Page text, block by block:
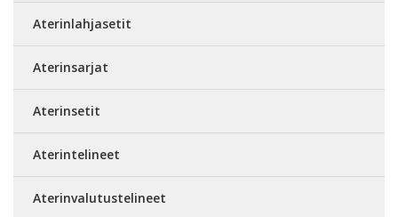
Aterinlahjasetit
Aterinsarjat
Aterinsetit
Aterintelineet
Aterinvalutustelineet